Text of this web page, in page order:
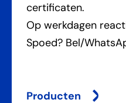
certificaten.
Op werkdagen
Spoed? Bel/
Producten